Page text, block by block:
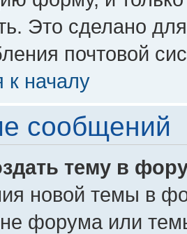
Это сделано
почтовой
к началу
сообщений
тему в
новой темы в
форума или